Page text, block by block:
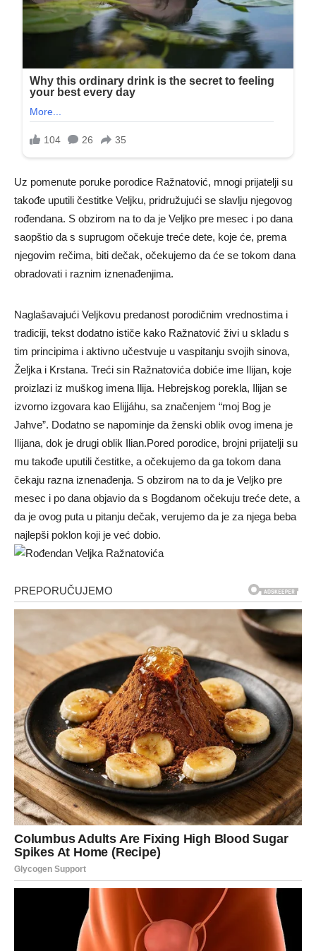
Uz pomenute poruke porodice Ražnatović, mnogi prijatelji su
takođe uputili čestitke Veljku, pridružujući se slavlju njegovog
rođendana. S obzirom na to da je Veljko pre mesec i po dana
saopštio da s suprugom očekuje treće dete, koje će, prema
njegovim rečima, biti dečak, očekujemo da će se tokom dana
obradovati i raznim iznenađenjima.
Naglašavajući Veljkovu predanost porodičnim vrednostima i
tradiciji, tekst dodatno ističe kako Ražnatović živi u skladu s
tim principima i aktivno učestvuje u vaspitanju svojih sinova,
Željka i Krstana. Treći sin Ražnatovića dobiće ime Ilijan, koje
proizlazi iz muškog imena Ilija. Hebrejskog porekla, Ilijan se
izvorno izgovara kao Elijjáhu, sa značenjem “moj Bog je
Jahve”. Dodatno se napominje da ženski oblik ovog imena je
Ilijana, dok je drugi oblik Ilian.Pored porodice, brojni prijatelji su
mu takođe uputili čestitke, a očekujemo da ga tokom dana
čekaju razna iznenađenja. S obzirom na to da je Veljko pre
mesec i po dana objavio da s Bogdanom očekuju treće dete, a
da je ovog puta u pitanju dečak, verujemo da je za njega beba
najlepši poklon koji je već dobio.